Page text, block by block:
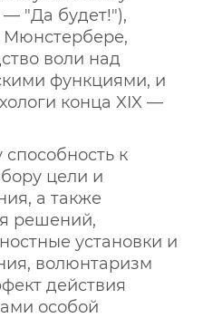
"Да будет!"),
Мюнстербере,
воли над
функциями, и
конца XIX —
к
цели и
а также
решений,
установки и
волюнтаризм
действия
особой